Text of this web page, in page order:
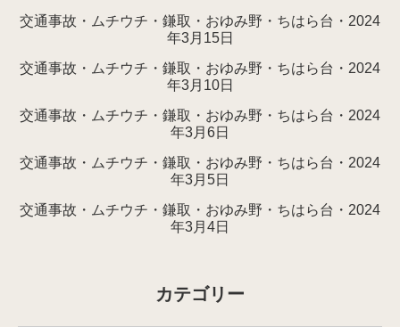
交通事故・ムチウチ・鎌取・おゆみ野・ちはら台・2024
年3月15日
交通事故・ムチウチ・鎌取・おゆみ野・ちはら台・2024
年3月10日
交通事故・ムチウチ・鎌取・おゆみ野・ちはら台・2024
年3月6日
交通事故・ムチウチ・鎌取・おゆみ野・ちはら台・2024
年3月5日
交通事故・ムチウチ・鎌取・おゆみ野・ちはら台・2024
年3月4日
カテゴリー